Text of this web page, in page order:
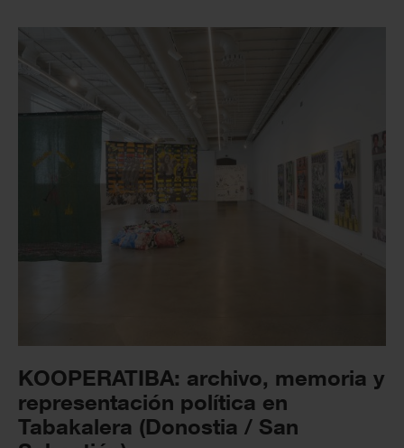
KOOPERATIBA: archivo, memoria y
representación política en
Tabakalera (Donostia / San